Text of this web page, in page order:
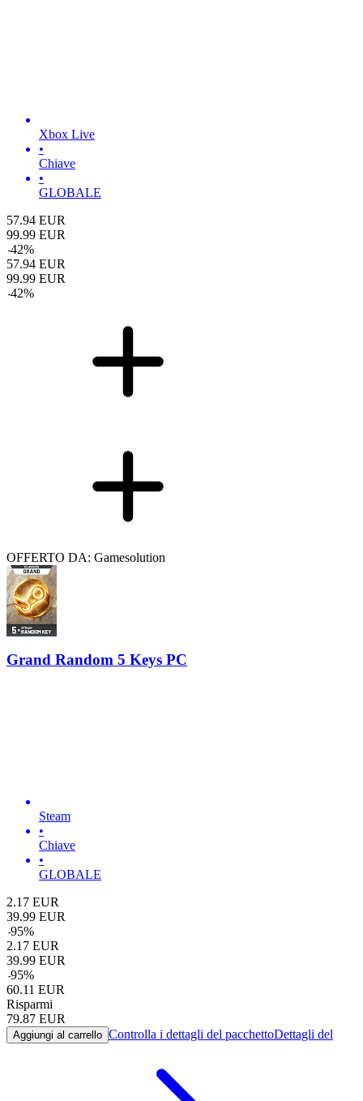
Xbox Live
•
Chiave
•
GLOBALE
57.94 EUR
99.99 EUR
-42%
57.94 EUR
99.99 EUR
-42%
OFFERTO DA: Gamesolution
Grand Random 5 Keys PC
Steam
•
Chiave
•
GLOBALE
2.17 EUR
39.99 EUR
-95%
2.17 EUR
39.99 EUR
-95%
60.11 EUR
Risparmi
79.87 EUR
Aggiungi al carrello Controlla i dettagli del pacchettoDettagli del